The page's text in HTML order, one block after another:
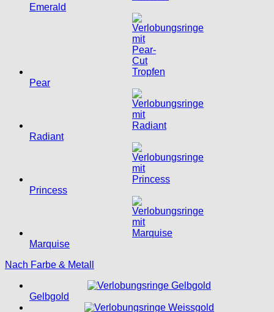
Emerald
Pear
Radiant
Princess
Marquise
Nach Farbe & Metall
Gelbgold